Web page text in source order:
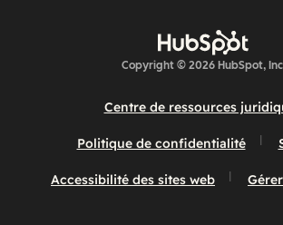
Copyright © 2026 HubSpot,
Centre de ressources
Politique de confidentialité
Accessibilité des sites web